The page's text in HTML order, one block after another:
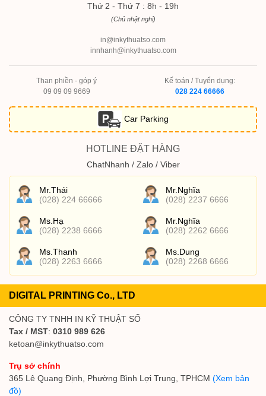
Thứ 2 - Thứ 7 : 8h - 19h
(Chủ nhật nghỉ)
in@inkythuatso.com
innhanh@inkythuatso.com
Than phiền - góp ý
09 09 09 9669
Kế toán / Tuyển dụng:
028 224 66666
Car Parking
HOTLINE ĐẶT HÀNG
ChatNhanh / Zalo / Viber
Mr.Thái
(028) 224 66666
Mr.Nghĩa
(028) 2237 6666
Ms.Hạ
(028) 2238 6666
Mr.Nghĩa
(028) 2262 6666
Ms.Thanh
(028) 2263 6666
Ms.Dung
(028) 2268 6666
DIGITAL PRINTING Co., LTD
CÔNG TY TNHH IN KỸ THUẬT SỐ
Tax / MST: 0310 989 626
ketoan@inkythuatso.com
Trụ sở chính
365 Lê Quang Định, Phường Bình Lợi Trung, TPHCM (Xem bản
đồ)